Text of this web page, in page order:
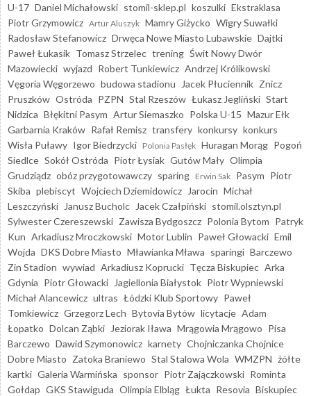
U-17 Daniel Michałowski stomil-sklep.pl koszulki Ekstraklasa
Piotr Grzymowicz Artur Aluszyk Mamry Giżycko Wigry Suwałki
Radosław Stefanowicz Drwęca Nowe Miasto Lubawskie Dajtki
Paweł Łukasik Tomasz Strzelec trening Świt Nowy Dwór
Mazowiecki wyjazd Robert Tunkiewicz Andrzej Królikowski
Vęgoria Węgorzewo budowa stadionu Jacek Płuciennik Znicz
Pruszków Ostróda PZPN Stal Rzeszów Łukasz Jegliński Start
Nidzica Błękitni Pasym Artur Siemaszko Polska U-15 Mazur Ełk
Garbarnia Kraków Rafał Remisz transfery konkursy konkurs
Wisła Puławy Igor Biedrzycki Polonia Pasłęk Huragan Morąg Pogoń
Siedlce Sokół Ostróda Piotr Łysiak Gutów Mały Olimpia
Grudziądz obóz przygotowawczy sparing Erwin Sak Pasym Piotr
Skiba plebiscyt Wojciech Dziemidowicz Jarocin Michał
Leszczyński
Janusz Bucholc Jacek Czałpiński stomil.olsztyn.pl
Sylwester Czereszewski Zawisza Bydgoszcz Polonia Bytom Patryk
Kun Arkadiusz Mroczkowski Motor Lublin Paweł Głowacki Emil
Wojda DKS Dobre Miasto Mławianka Mława sparingi Barczewo
Zin Stadion wywiad Arkadiusz Koprucki Tęcza Biskupiec Arka
Gdynia Piotr Głowacki Jagiellonia Białystok Piotr Wypniewski
Michał Alancewicz ultras Łódzki Klub Sportowy Paweł
Tomkiewicz Grzegorz Lech Bytovia Bytów licytacje Adam
Łopatko Dolcan Ząbki Jeziorak Iława Mrągowia Mrągowo Pisa
Barczewo Dawid Szymonowicz karnety Chojniczanka Chojnice
Dobre Miasto Zatoka Braniewo Stal Stalowa Wola WMZPN żółte
kartki Galeria Warmińska sponsor Piotr Zajączkowski Rominta
Gołdap GKS Stawiguda Olimpia Elbląg Łukta Resovia Biskupiec